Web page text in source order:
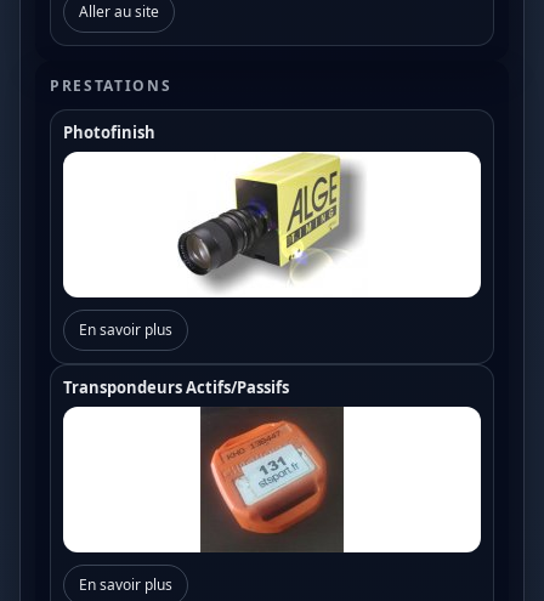
Aller au site
PRESTATIONS
Photofinish
En savoir plus
Transpondeurs Actifs/Passifs
En savoir plus